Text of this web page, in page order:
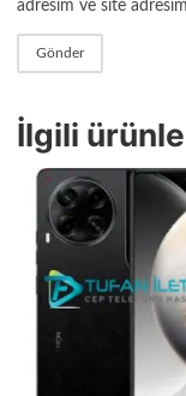
adresim ve site
İlgili